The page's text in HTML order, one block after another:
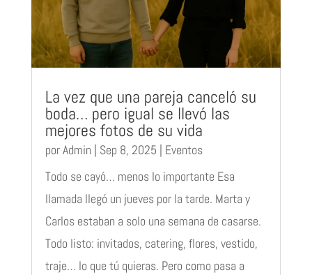
La vez que una pareja canceló su
boda… pero igual se llevó las
mejores fotos de su vida
porAdmin | Sep 8, 2025 | Eventos
Todo se cayó… menos lo importante Esa
llamada llegó un jueves por la tarde. Marta y
Carlos estaban a solo una semana de casarse.
Todo listo: invitados, catering, flores, vestido,
traje… lo que tú quieras. Pero como pasa a